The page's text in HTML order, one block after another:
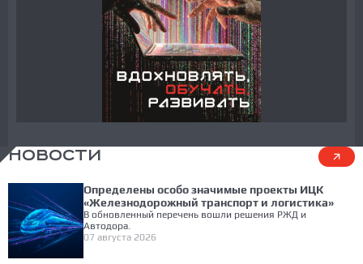
НОВОСТИ
Определены особо значимые проекты ИЦК
«Железнодорожный транспорт и логистика»
В обновленный перечень вошли решения РЖД и
Автодора.
07 августа 2026